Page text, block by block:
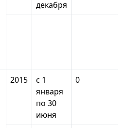
декабря
2015
с 1
января
по 30
июня
0